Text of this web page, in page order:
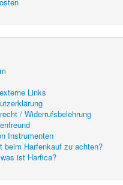
Links
/ Widerrufsbelehrung
Instrumenten
beim Harfenkauf zu achten?
ist Harfica?